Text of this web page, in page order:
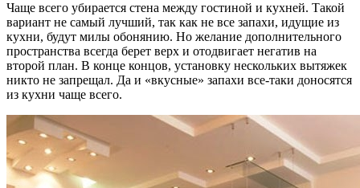
Чаще всего убирается стена между гостиной и кухней. Такой
вариант не самый лучший, так как не все запахи, идущие из
кухни, будут милы обонянию. Но желание дополнительного
пространства всегда берет верх и отодвигает негатив на
второй план. В конце концов, установку нескольких вытяжек
никто не запрещал. Да и «вкусные» запахи все-таки доносятся
из кухни чаще всего.